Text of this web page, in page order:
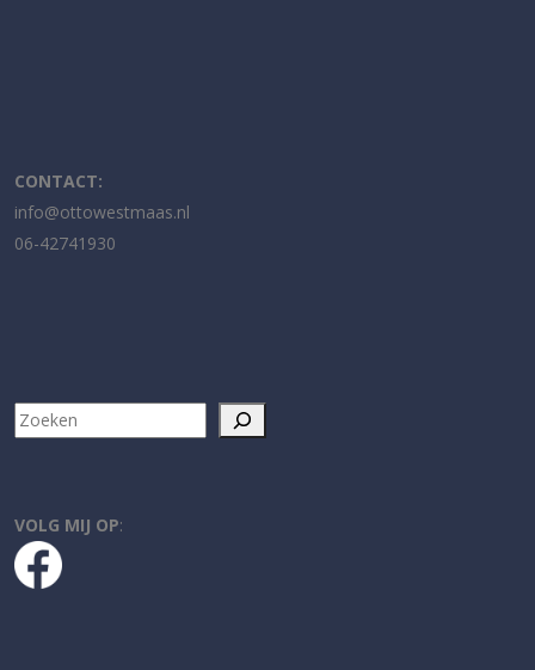
CONTACT:
info@ottowestmaas.nl
06-42741930
Zoeken
VOLG MIJ OP: